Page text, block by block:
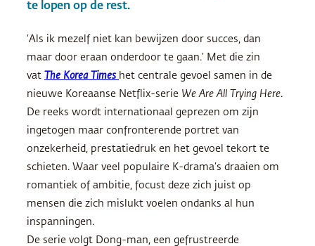
te lopen op de rest.
‘Als ik mezelf niet kan bewijzen door succes, dan
maar door eraan onderdoor te gaan.’ Met die zin
vat The Korea Times het centrale gevoel samen in de
nieuwe Koreaanse Netflix-serie We Are All Trying Here.
De reeks wordt internationaal geprezen om zijn
ingetogen maar confronterende portret van
onzekerheid, prestatiedruk en het gevoel tekort te
schieten. Waar veel populaire K-drama’s draaien om
romantiek of ambitie, focust deze zich juist op
mensen die zich mislukt voelen ondanks al hun
inspanningen.
De serie volgt Dong-man, een gefrustreerde